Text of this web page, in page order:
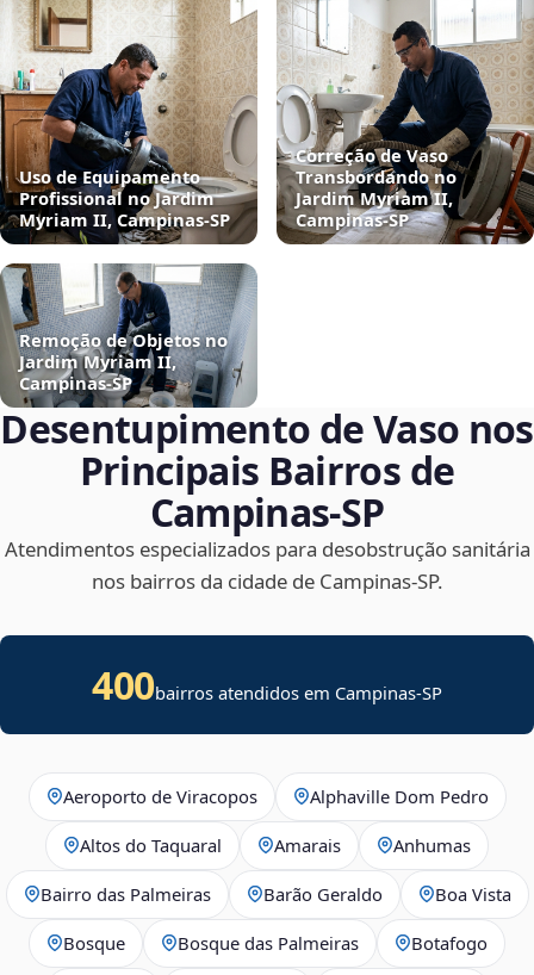
Uso de Equipamento
Profissional no Jardim
Myriam II, Campinas‑SP
Correção de Vaso
Transbordando no
Jardim Myriam II,
Campinas‑SP
Remoção de Objetos no
Jardim Myriam II,
Campinas‑SP
Desentupimento de Vaso nos
Principais Bairros de
Campinas‑SP
Atendimentos especializados para desobstrução sanitária
nos bairros da cidade de Campinas‑SP.
400bairros atendidos em Campinas-SP
Aeroporto de Viracopos Alphaville Dom Pedro
Altos do Taquaral Amarais Anhumas
Bairro das Palmeiras Barão Geraldo Boa Vista
Bosque Bosque das Palmeiras Botafogo